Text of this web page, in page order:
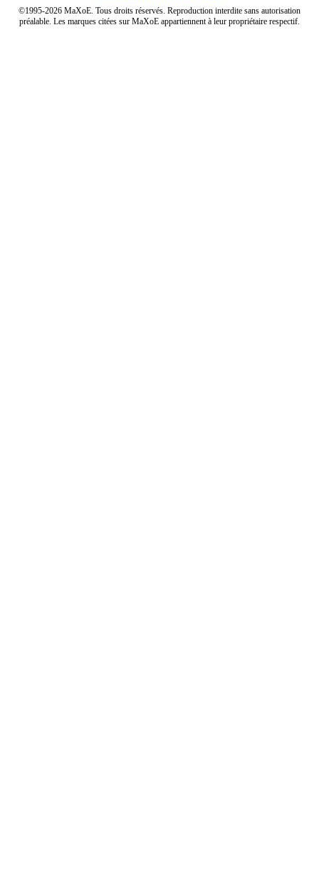
©1995-2026 MaXoE. Tous droits réservés. Reproduction interdite sans autorisation
préalable. Les marques citées sur MaXoE appartiennent à leur propriétaire respectif.